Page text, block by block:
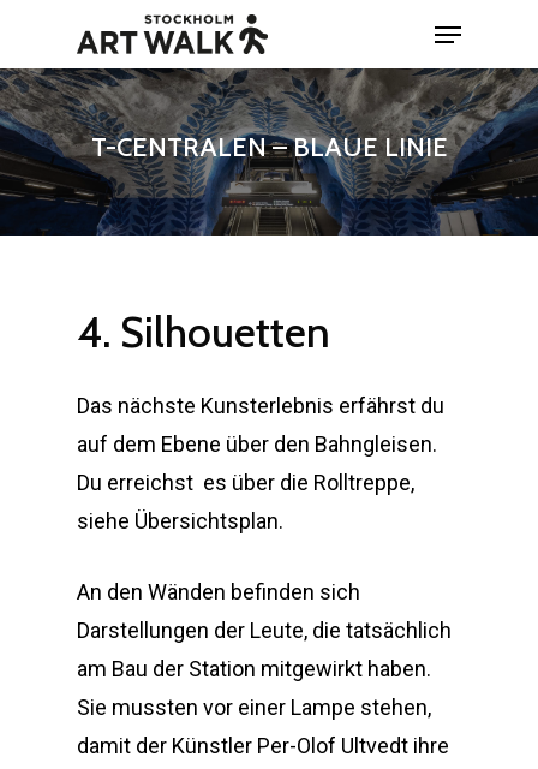
main
content
Menu
T-CENTRALEN – BLAUE LINIE
4. Silhouetten
Das nächste Kunsterlebnis erfährst du
auf dem Ebene über den Bahngleisen.
Du erreichst es über die Rolltreppe,
siehe Übersichtsplan.
An den Wänden befinden sich
Darstellungen der Leute, die tatsächlich
am Bau der Station mitgewirkt haben.
Sie mussten vor einer Lampe stehen,
damit der Künstler Per-Olof Ultvedt ihre
Close
Menu